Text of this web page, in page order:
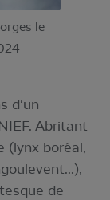
le
d'un
Abritant
(lynx boréal,
de